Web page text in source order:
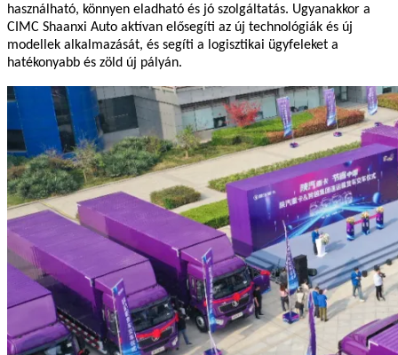
használható, könnyen eladható és jó szolgáltatás. Ugyanakkor a
CIMC Shaanxi Auto aktívan elősegíti az új technológiák és új
modellek alkalmazását, és segíti a logisztikai ügyfeleket a
hatékonyabb és zöld új pályán.